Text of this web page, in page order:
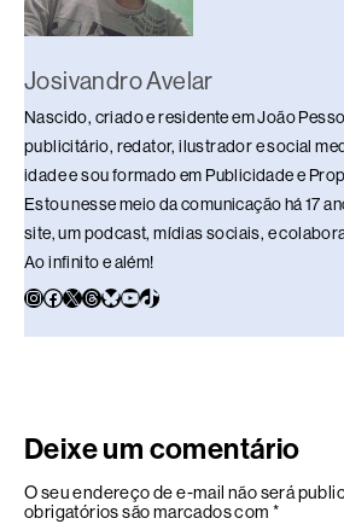
Josivandro Avelar
Nascido, criado e residente em João
publicitário, redator, ilustrador e social
idade e sou formado em Publicidade e
Estou nesse meio da comunicação há 17
site, um podcast, mídias sociais, e
Ao infinito e além!
Deixe um comentário
O seu endereço de e-mail não será
obrigatórios são marcados com *